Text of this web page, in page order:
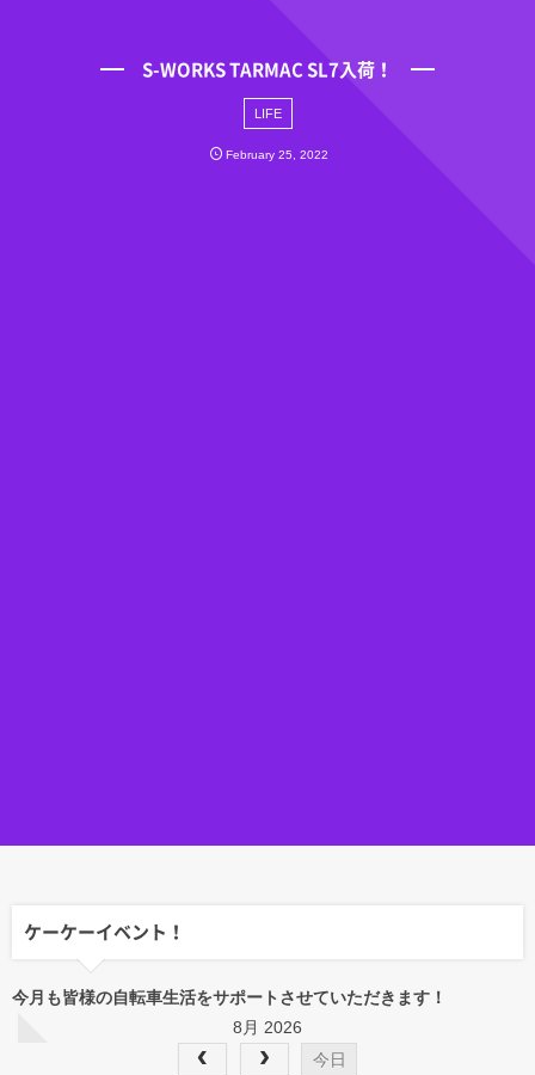
S-WORKS TARMAC SL7入荷！
LIFE
February 25,2022
ケーケーイベント！
今月も皆様の自転車生活をサポートさせていただきます！
8月 2026
今日